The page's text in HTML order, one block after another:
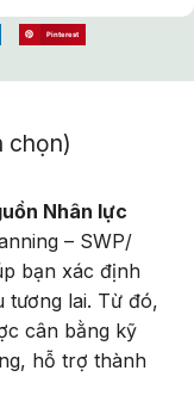
Pinterest
chọn)
Nhân lực
– SWP/
bạn xác định
tương lai. Từ đó,
cân bằng kỹ
hỗ trợ thành